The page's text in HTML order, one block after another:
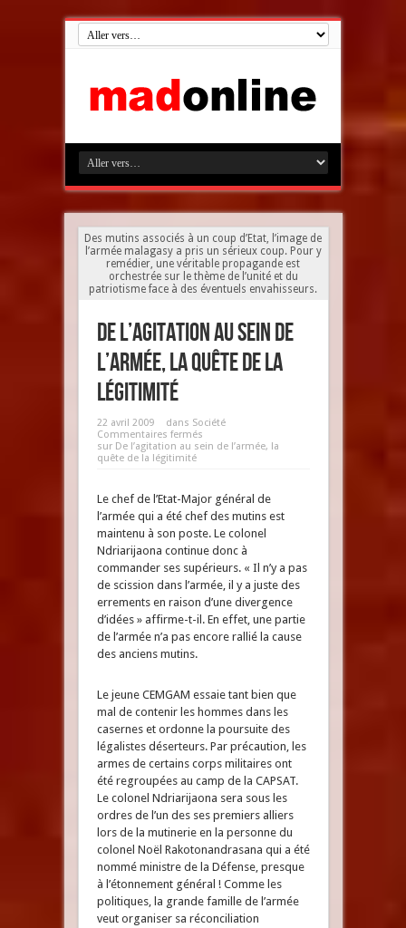
Des mutins associés à un coup d’Etat, l’image de
l’armée malagasy a pris un sérieux coup. Pour y
remédier, une véritable propagande est
orchestrée sur le thème de l’unité et du
patriotisme face à des éventuels envahisseurs.
De l’agitation au sein de
l’armée, la quête de la
légitimité
22 avril 2009 dans Société
Commentaires fermés
sur De l’agitation au sein de l’armée, la
quête de la légitimité
Le chef de l’Etat-Major général de
l’armée qui a été chef des mutins est
maintenu à son poste. Le colonel
Ndriarijaona continue donc à
commander ses supérieurs. « Il n’y a pas
de scission dans l’armée, il y a juste des
errements en raison d’une divergence
d’idées » affirme-t-il. En effet, une partie
de l’armée n’a pas encore rallié la cause
des anciens mutins.
Le jeune CEMGAM essaie tant bien que
mal de contenir les hommes dans les
casernes et ordonne la poursuite des
légalistes déserteurs. Par précaution, les
armes de certains corps militaires ont
été regroupées au camp de la CAPSAT.
Le colonel Ndriarijaona sera sous les
ordres de l’un des ses premiers alliers
lors de la mutinerie en la personne du
colonel Noël Rakotonandrasana qui a été
nommé ministre de la Défense, presque
à l’étonnement général ! Comme les
politiques, la grande famille de l’armée
veut organiser sa réconciliation